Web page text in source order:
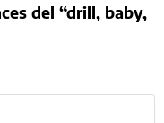
del “drill, baby,